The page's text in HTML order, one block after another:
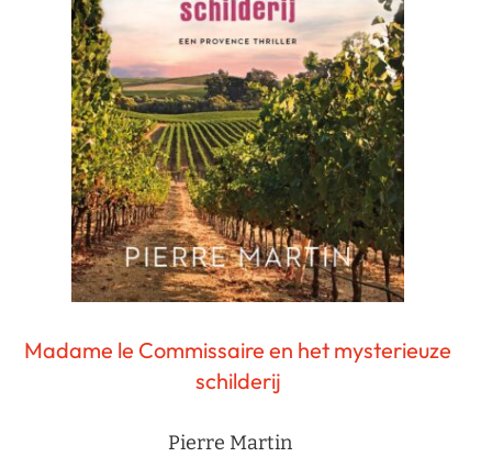
Madame le Commissaire en het mysterieuze
schilderij
Pierre Martin